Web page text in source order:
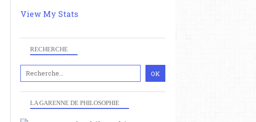
RECHERCHE
LA GARENNE DE PHILOSOPHIE
View My Stats